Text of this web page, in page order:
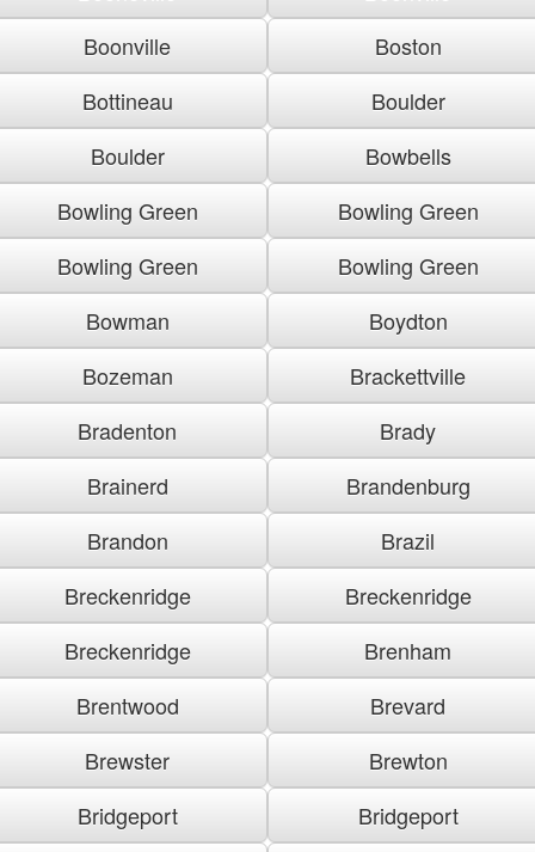
Boonville
Boston
Bottineau
Boulder
Boulder
Bowbells
Bowling Green
Bowling Green
Bowling Green
Bowling Green
Bowman
Boydton
Bozeman
Brackettville
Bradenton
Brady
Brainerd
Brandenburg
Brandon
Brazil
Breckenridge
Breckenridge
Breckenridge
Brenham
Brentwood
Brevard
Brewster
Brewton
Bridgeport
Bridgeport